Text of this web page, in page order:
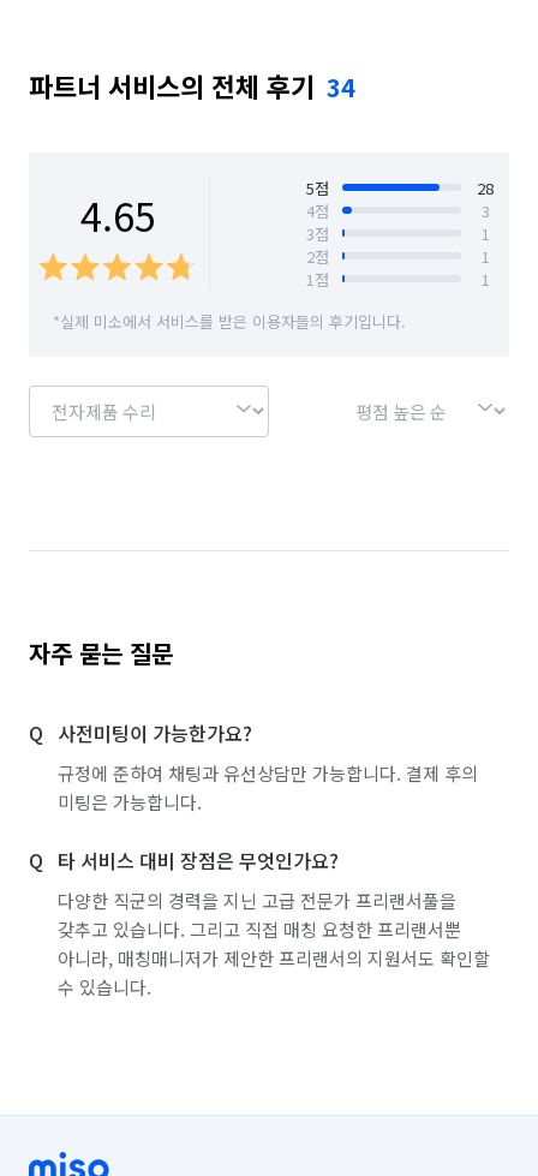
아파트/원룸/오피스텔등 이사/입주 청소를 전문으로 해
드립니다.
Q. 서비스의 견적은 어떤 방식으로 산정 되나요?
기본적으로 공급평수 기준 11,000원에 책정은 하고 있지만
고객님과 통화 하면서 작업내용과 현장상황을 보고 조절을
Q. 완료한 서비스 중 대표적인 서비스는 무엇인가요? 소요 시간은
👍 3년 이상의 경력
🧑‍🤝‍🧑 직원수 : 2명
파트너 서비스의 전체 후기 34
4.65 5점
28
4점
3
3점
1
2점
1
1점
1
*실제 미소에서 서비스를 받은 이용자들의 후기입니다.
자주 묻는 질문
사전미팅이 가능한가요?
규정에 준하여 채팅과 유선상담만 가능합니다. 결제 후의
미팅은 가능합니다.
타 서비스 대비 장점은 무엇인가요?
다양한 직군의 경력을 지닌 고급 전문가 프리랜서풀을
갖추고 있습니다. 그리고 직접 매칭 요청한 프리랜서뿐
아니라, 매칭매니저가 제안한 프리랜서의 지원서도 확인할
수 있습니다.